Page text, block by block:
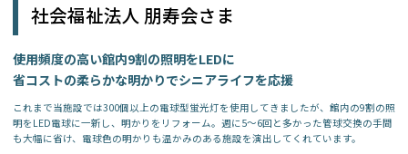
社会福祉法人 朋寿会さま
使用頻度の高い館内9割の照明をLEDに
省コストの柔らかな明かりでシニアライフを応援
これまで当施設では300個以上の電球型蛍光灯を使用してきましたが、館内の9割の照
明をLED電球に一新し、明かりをリフォーム。週に5～6回と多かった管球交換の手間
も大幅に省け、電球色の明かりも温かみのある施設を演出してくれています。